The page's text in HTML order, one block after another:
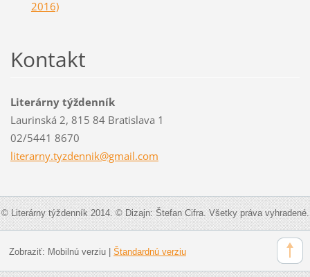
2016)
Kontakt
Literárny týždenník
Laurinská 2, 815 84 Bratislava 1
02/5441 8670
literarny.tyzdennik@gmail.com
© Literárny týždenník 2014. © Dizajn: Štefan Cifra. Všetky práva vyhradené.
Zobraziť: Mobilnú verziu| Štandardnú verziu